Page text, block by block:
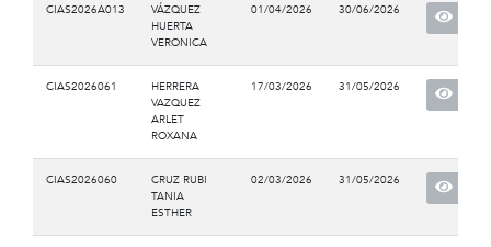
CIAS2026A013
VÁZQUEZ
HUERTA
VERONICA
01/04/2026 30/06/2026
CIAS2026061
HERRERA
VAZQUEZ
ARLET
ROXANA
17/03/2026 31/05/2026
CIAS2026060
CRUZ RUBI
TANIA
ESTHER
02/03/2026 31/05/2026